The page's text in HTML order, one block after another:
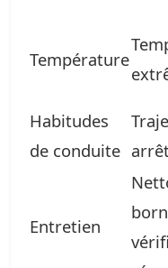
Température
Habitudes
de conduite
Entretien